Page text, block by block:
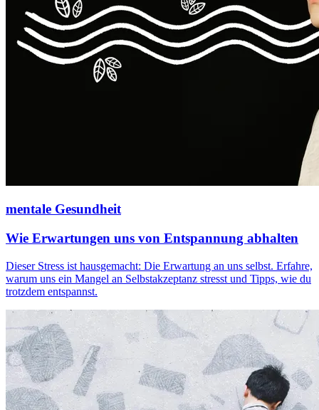
mentale Gesundheit
Wie Erwartungen uns von Entspannung abhalten
Dieser Stress ist hausgemacht: Die Erwartung an uns selbst. Erfahre,
warum uns ein Mangel an Selbstakzeptanz stresst und Tipps, wie du
trotzdem entspannst.